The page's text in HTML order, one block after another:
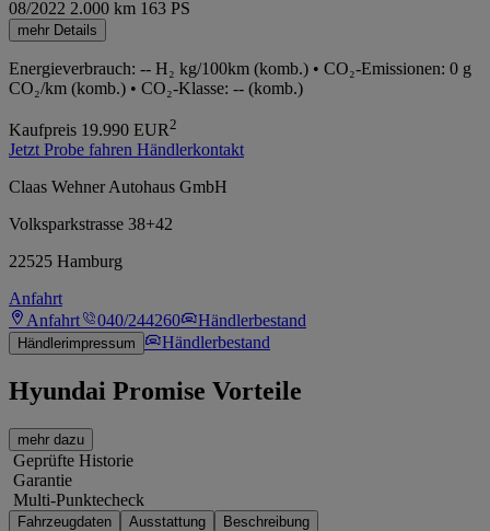
08/2022 2.000 km 163 PS
mehr Details
Energieverbrauch: -- H₂ kg/100km (komb.) • CO₂-Emissionen: 0 g
CO₂/km (komb.) • CO₂-Klasse: -- (komb.)
Kaufpreis 19.990 EUR 2
Jetzt Probe fahren Händlerkontakt
Claas Wehner Autohaus GmbH
Volksparkstrasse 38+42
22525 Hamburg
Anfahrt
Anfahrt
040/244260 Händlerbestand
Händlerimpressum Händlerbestand
Hyundai Promise Vorteile
mehr dazu
Geprüfte Historie
Garantie
Multi-Punktecheck
Fahrzeugdaten Ausstattung Beschreibung